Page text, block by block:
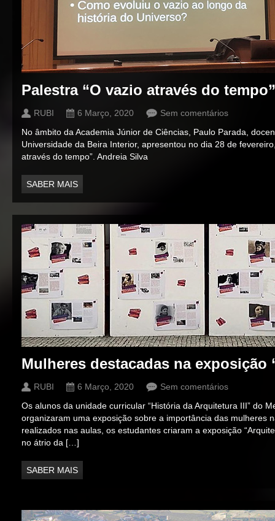
Palestra “O vazio através do tempo”
RUBI 6 Março, 2020
Sem comentários
No âmbito da Academia Júnior de Ciências, Paulo Parada,
Universidade da Beira Interior, apresentou no dia 28 de
através do tempo”. Andreia Silva
SABER MAIS
Mulheres destacadas na exposição
RUBI 6 Março, 2020
Sem comentários
Os alunos da unidade curricular “História da Arquitetura III” do
organizaram uma exposição sobre a importância das mulheres
realizados nas aulas, os estudantes criaram a exposição
no átrio da […]
SABER MAIS